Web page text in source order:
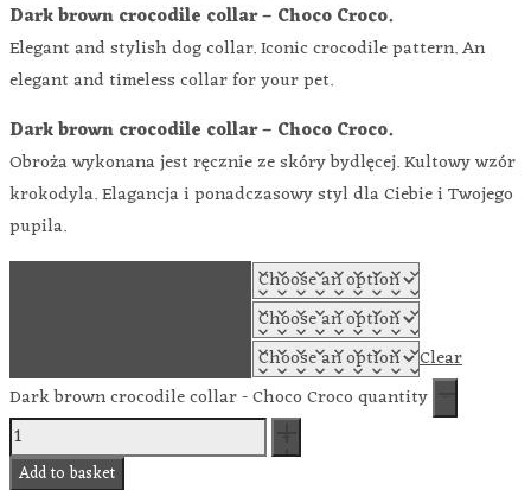
Dark brown crocodile collar – Choco Croco.
Elegant and stylish dog collar. Iconic crocodile pattern. An
elegant and timeless collar for your pet.
Dark brown crocodile collar – Choco Croco.
Obroża wykonana jest ręcznie ze skóry bydlęcej. Kultowy wzór
krokodyla. Elagancja i ponadczasowy styl dla Ciebie i Twojego
pupila.
Clear
Dark brown crocodile collar - Choco Croco quantity
Add to basket